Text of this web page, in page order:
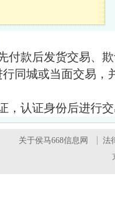
付款后发货交易、
同城或当面交易，
，认证身份后进行
关于侯马668信息网
法